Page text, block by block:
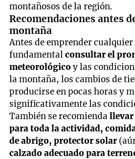
montañosos de la región.
Recomendaciones antes
montaña
Antes de emprender
fundamentalconsultar el
meteorológicoy las
la montaña, los cambios de
producirse en pocas horas y
significativamente las
También se recomienda llevar
para toda la actividad,
de abrigo, protector solar
calzado adecuado para